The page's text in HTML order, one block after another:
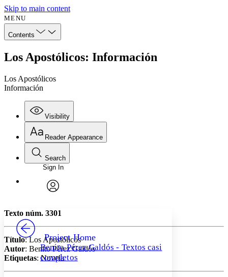
Skip to main content
MENU
Contents
Los Apostólicos: Información
Los Apostólicos
Información
Visibility
Annotations
Your highlights
Reader Appearance
Font
Font style
Decrease font size Increase font size
Search
Enter search criteria
Search within:
PROJECT
Sign In
Project Home
Benito Pérez Galdós - Textos casi
completos
Texto núm. 3301
Título: Los Apostólicos
Autor: Benito Pérez Galdós
Etiquetas: Novela